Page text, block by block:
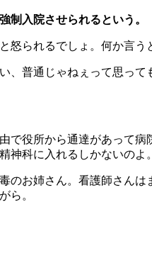
入院させられるという。
られるでしょ。何か言う
普通じゃねぇって思っ
役所から通達があって
神科に入れるしかないのよ。
お姉さん。看護師さん
ら。